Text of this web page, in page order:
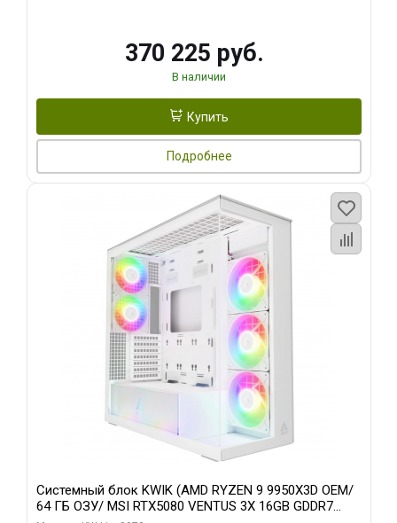
370 225 руб.
В наличии
Купить
Подробнее
Системный блок KWIK (AMD RYZEN 9 9950X3D OEM/
64 ГБ ОЗУ/ MSI RTX5080 VENTUS 3X 16GB GDDR7